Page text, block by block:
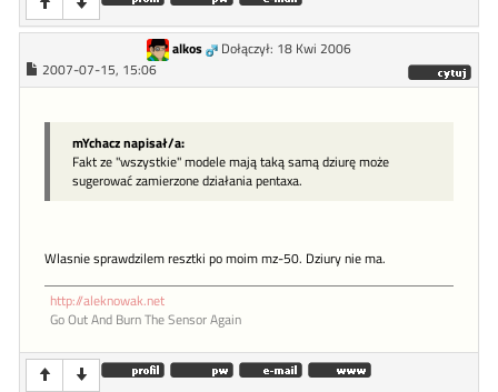
alkos
Dołączył: 18 Kwi 2006
2007-07-15, 15:06
mYchacz napisał/a:
Fakt ze "wszystkie" modele mają taką samą dziurę może
sugerować zamierzone działania pentaxa.
Wlasnie sprawdzilem resztki po moim mz-50. Dziury nie ma.
http://aleknowak.net
Go Out And Burn The Sensor Again